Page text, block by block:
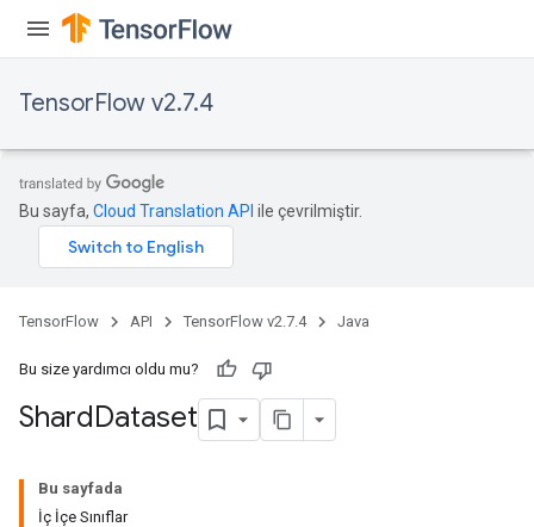
TensorFlow v2.7.4
Bu sayfa, Cloud Translation API ile çevrilmiştir.
TensorFlow API TensorFlow v2.7.4 Java
Bu size yardımcı oldu mu?
ShardDataset
Bu sayfada
İç İçe Sınıflar